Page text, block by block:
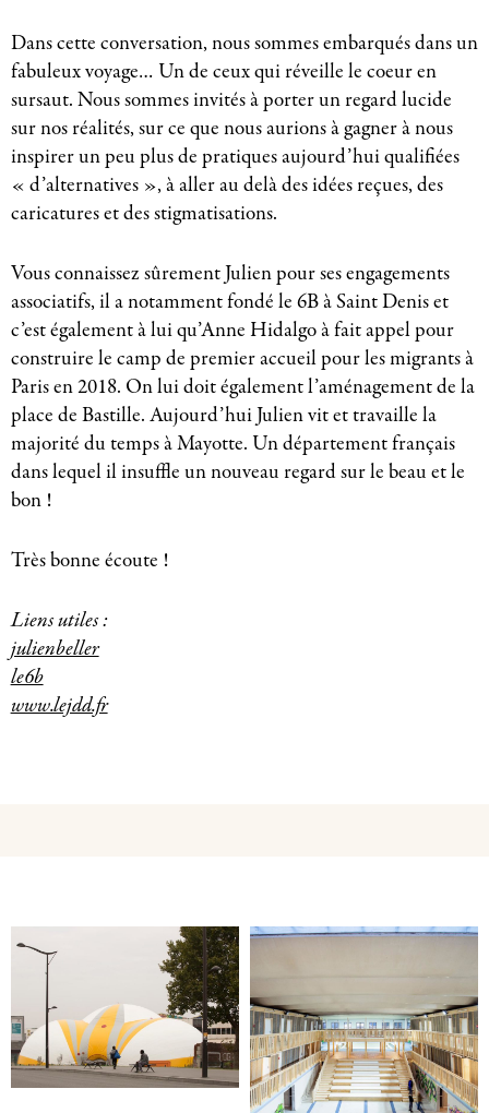
Dans cette conversation, nous sommes embarqués dans un
fabuleux voyage… Un de ceux qui réveille le coeur en
sursaut. Nous sommes invités à porter un regard lucide
sur nos réalités, sur ce que nous aurions à gagner à nous
inspirer un peu plus de pratiques aujourd’hui qualifiées
« d’alternatives », à aller au delà des idées reçues, des
caricatures et des stigmatisations.
Vous connaissez sûrement Julien pour ses engagements
associatifs, il a notamment fondé le 6B à Saint Denis et
c’est également à lui qu’Anne Hidalgo à fait appel pour
construire le camp de premier accueil pour les migrants à
Paris en 2018. On lui doit également l’aménagement de la
place de Bastille. Aujourd’hui Julien vit et travaille la
majorité du temps à Mayotte. Un département français
dans lequel il insuffle un nouveau regard sur le beau et le
bon !
Très bonne écoute !
Liens utiles :
julienbeller
le6b
www.lejdd.fr